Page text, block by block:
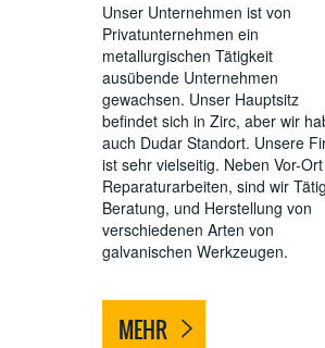
Unser Unternehmen ist von
Privatunternehmen ein
metallurgischen Tätigkeit
ausübende Unternehmen
gewachsen. Unser Hauptsitz
befindet sich in Zirc, aber wir
auch Dudar Standort. Unsere
ist sehr vielseitig. Neben Vor-Ort
Reparaturarbeiten, sind wir
Beratung, und Herstellung von
verschiedenen Arten von
galvanischen Werkzeugen.
MEHR